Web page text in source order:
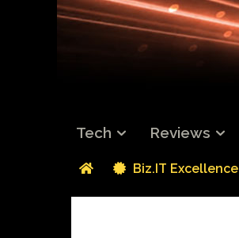
Tech Reviews
Biz.IT Excellence